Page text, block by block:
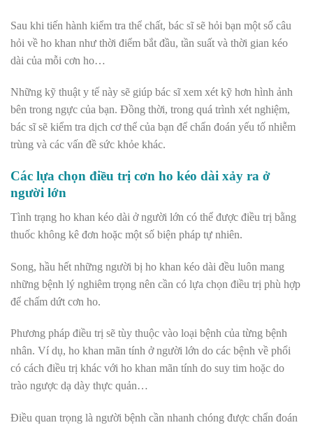
Sau khi tiến hành kiểm tra thể chất, bác sĩ sẽ hỏi bạn một số câu
hỏi về ho khan như thời điểm bắt đầu, tần suất và thời gian kéo
dài của mỗi cơn ho…
Những kỹ thuật y tế này sẽ giúp bác sĩ xem xét kỹ hơn hình ảnh
bên trong ngực của bạn. Đồng thời, trong quá trình xét nghiệm,
bác sĩ sẽ kiểm tra dịch cơ thể của bạn để chẩn đoán yếu tố nhiễm
trùng và các vấn đề sức khỏe khác.
Các lựa chọn điều trị cơn ho kéo dài xảy ra ở
người lớn
Tình trạng ho khan kéo dài ở người lớn có thể được điều trị bằng
thuốc không kê đơn hoặc một số biện pháp tự nhiên.
Song, hầu hết những người bị ho khan kéo dài đều luôn mang
những bệnh lý nghiêm trọng nên cần có lựa chọn điều trị phù hợp
để chấm dứt cơn ho.
Phương pháp điều trị sẽ tùy thuộc vào loại bệnh của từng bệnh
nhân. Ví dụ, ho khan mãn tính ở người lớn do các bệnh về phổi
có cách điều trị khác với ho khan mãn tính do suy tim hoặc do
trào ngược dạ dày thực quản…
Điều quan trọng là người bệnh cần nhanh chóng được chẩn đoán